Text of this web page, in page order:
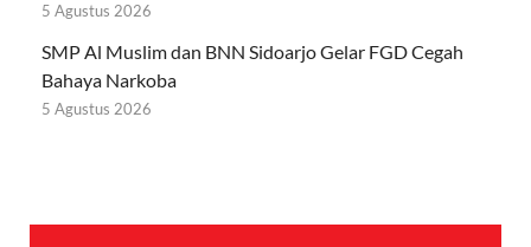
5 Agustus 2026
SMP Al Muslim dan BNN Sidoarjo Gelar FGD Cegah
Bahaya Narkoba
5 Agustus 2026